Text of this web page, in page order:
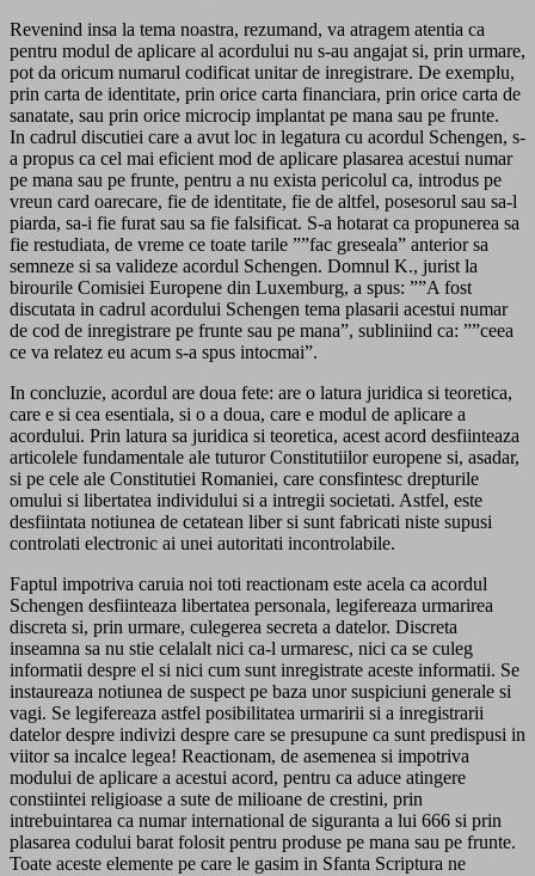
Revenind insa la tema noastra, rezumand, va atragem atentia ca
pentru modul de aplicare al acordului nu s-au angajat si, prin urmare,
pot da oricum numarul codificat unitar de inregistrare. De exemplu,
prin carta de identitate, prin orice carta financiara, prin orice carta de
sanatate, sau prin orice microcip implantat pe mana sau pe frunte.
In cadrul discutiei care a avut loc in legatura cu acordul Schengen, s-
a propus ca cel mai eficient mod de aplicare plasarea acestui numar
pe mana sau pe frunte, pentru a nu exista pericolul ca, introdus pe
vreun card oarecare, fie de identitate, fie de altfel, posesorul sau sa-l
piarda, sa-i fie furat sau sa fie falsificat. S-a hotarat ca propunerea sa
fie restudiata, de vreme ce toate tarile ””fac greseala” anterior sa
semneze si sa valideze acordul Schengen. Domnul K., jurist la
birourile Comisiei Europene din Luxemburg, a spus: ””A fost
discutata in cadrul acordului Schengen tema plasarii acestui numar
de cod de inregistrare pe frunte sau pe mana”, subliniind ca: ””ceea
ce va relatez eu acum s-a spus intocmai”.
In concluzie, acordul are doua fete: are o latura juridica si teoretica,
care e si cea esentiala, si o a doua, care e modul de aplicare a
acordului. Prin latura sa juridica si teoretica, acest acord desfiinteaza
articolele fundamentale ale tuturor Constitutiilor europene si, asadar,
si pe cele ale Constitutiei Romaniei, care consfintesc drepturile
omului si libertatea individului si a intregii societati. Astfel, este
desfiintata notiunea de cetatean liber si sunt fabricati niste supusi
controlati electronic ai unei autoritati incontrolabile.
Faptul impotriva caruia noi toti reactionam este acela ca acordul
Schengen desfiinteaza libertatea personala, legifereaza urmarirea
discreta si, prin urmare, culegerea secreta a datelor. Discreta
inseamna sa nu stie celalalt nici ca-l urmaresc, nici ca se culeg
informatii despre el si nici cum sunt inregistrate aceste informatii. Se
instaureaza notiunea de suspect pe baza unor suspiciuni generale si
vagi. Se legifereaza astfel posibilitatea urmaririi si a inregistrarii
datelor despre indivizi despre care se presupune ca sunt predispusi in
viitor sa incalce legea! Reactionam, de asemenea si impotriva
modului de aplicare a acestui acord, pentru ca aduce atingere
constiintei religioase a sute de milioane de crestini, prin
intrebuintarea ca numar international de siguranta a lui 666 si prin
plasarea codului barat folosit pentru produse pe mana sau pe frunte.
Toate aceste elemente pe care le gasim in Sfanta Scriptura ne